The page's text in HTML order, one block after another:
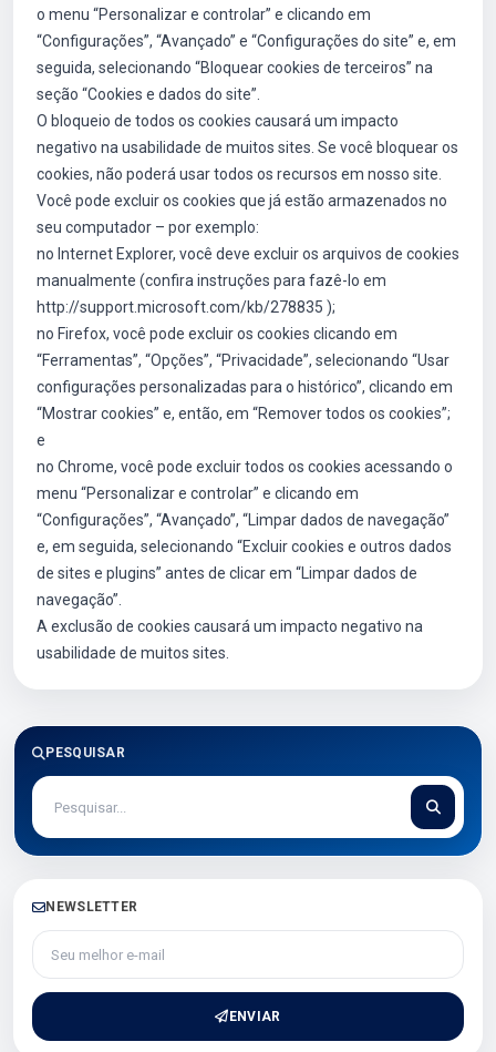
o menu “Personalizar e controlar” e clicando em
“Configurações”, “Avançado” e “Configurações do site” e, em
seguida, selecionando “Bloquear cookies de terceiros” na
seção “Cookies e dados do site”.
O bloqueio de todos os cookies causará um impacto
negativo na usabilidade de muitos sites. Se você bloquear os
cookies, não poderá usar todos os recursos em nosso site.
Você pode excluir os cookies que já estão armazenados no
seu computador – por exemplo:
no Internet Explorer, você deve excluir os arquivos de cookies
manualmente (confira instruções para fazê-lo em
http://support.microsoft.com/kb/278835 );
no Firefox, você pode excluir os cookies clicando em
“Ferramentas”, “Opções”, “Privacidade”, selecionando “Usar
configurações personalizadas para o histórico”, clicando em
“Mostrar cookies” e, então, em “Remover todos os cookies”;
e
no Chrome, você pode excluir todos os cookies acessando o
menu “Personalizar e controlar” e clicando em
“Configurações”, “Avançado”, “Limpar dados de navegação”
e, em seguida, selecionando “Excluir cookies e outros dados
de sites e plugins” antes de clicar em “Limpar dados de
navegação”.
A exclusão de cookies causará um impacto negativo na
usabilidade de muitos sites.
PESQUISAR
NEWSLETTER
Seu melhor e-mail
ENVIAR